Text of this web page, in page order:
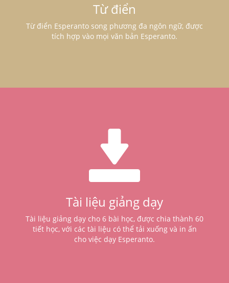
Từ điển
Từ điển Esperanto song phương đa ngôn ngữ, được
tích hợp vào mọi văn bản Esperanto.
Tài liệu giảng dạy
Tài liệu giảng dạy cho 6 bài học, được chia thành 60
tiết học, với các tài liệu có thể tải xuống và in ấn
cho việc dạy Esperanto.